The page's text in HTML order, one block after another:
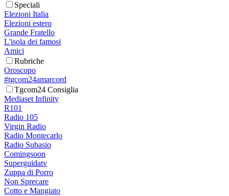
Speciali
Elezioni Italia
Elezioni estero
Grande Fratello
L'isola dei famosi
Amici
Rubriche
Oroscopo
#tgcom24amarcord
Tgcom24 Consiglia
Mediaset Infinity
R101
Radio 105
Virgin Radio
Radio Montecarlo
Radio Subasio
Comingsoon
Superguidatv
Zuppa di Porro
Non Sprecare
Cotto e Mangiato